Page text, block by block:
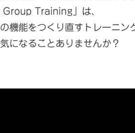
Group Training」は、
機能をつくり直すトレーニン
になることありませんか？